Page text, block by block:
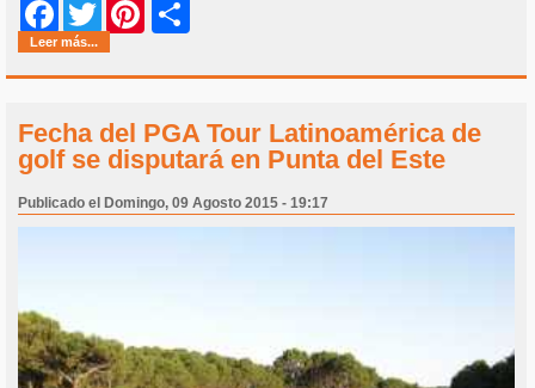
Facebook
Twitter Pinterest
Leer más...
Fecha del PGA Tour Latinoamérica de
golf se disputará en Punta del Este
Publicado el Domingo, 09 Agosto 2015 - 19:17